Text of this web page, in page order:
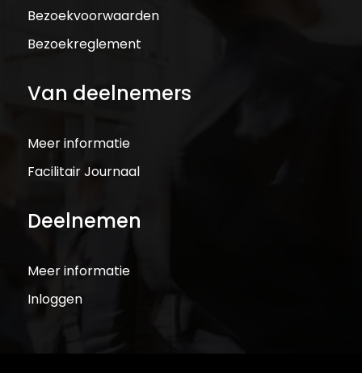
Bezoekvoorwaarden
Bezoekreglement
Van deelnemers
Meer informatie
Facilitair Journaal
Deelnemen
Meer informatie
Inloggen